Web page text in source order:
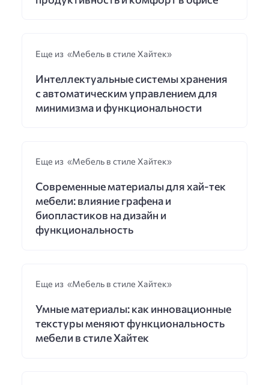
Еще из «Мебель в стиле Хайтек»
Интеллектуальные системы хранения
с автоматическим управлением для
минимизма и функциональности
Еще из «Мебель в стиле Хайтек»
Современные материалы для хай-тек
мебели: влияние графена и
биопластиков на дизайн и
функциональность
Еще из «Мебель в стиле Хайтек»
Умные материалы: как инновационные
текстуры меняют функциональность
мебели в стиле Хайтек